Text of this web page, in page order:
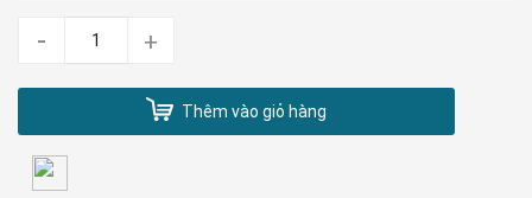
- +
Thêm vào giỏ hàng